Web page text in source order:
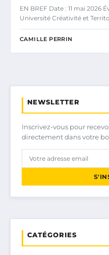
EN BREF Date : 11 mai 2026
Université Créativité et
CAMILLE PERRIN
NEWSLETTER
Inscrivez-vous pour
directement dans votre
CATÉGORIES